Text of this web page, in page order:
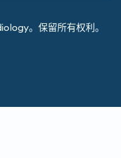
。保留所有权利。